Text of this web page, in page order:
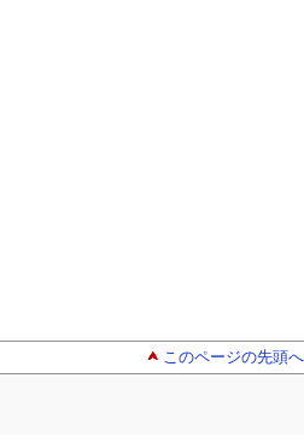
このページの先頭へ